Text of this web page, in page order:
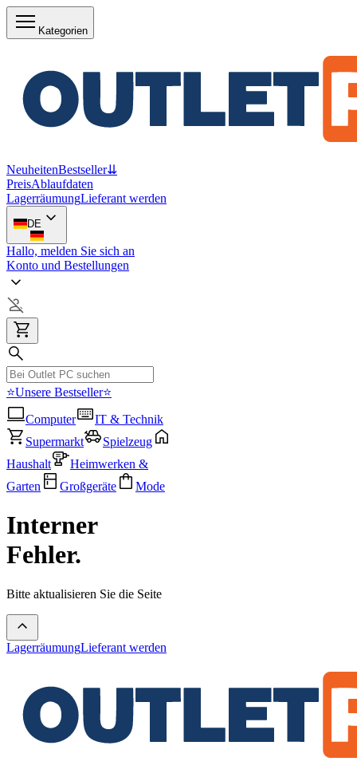
Kategorien
NeuheitenBestseller⇊
PreisAblaufdaten
LagerräumungLieferant werden
DE
Hallo, melden Sie sich an
Konto und Bestellungen
⭐Unsere Bestseller⭐
Computer
IT & Technik
Supermarkt
Spielzeug
Haushalt
Heimwerken &
Garten
Großgeräte Mode
Interner
Fehler.
Bitte aktualisieren Sie die Seite
LagerräumungLieferant werden